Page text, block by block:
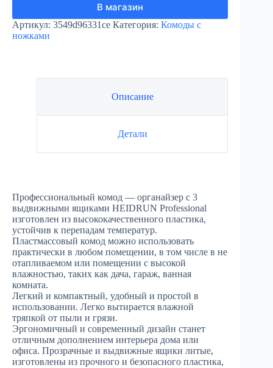
В магазин
Артикул: 3549d96331ce Категория: Комоды с
ножками
Описание
Детали
Профессиональный комод — органайзер с 3
выдвижными ящиками HEIDRUN Professional
изготовлен из высококачественного пластика,
устойчив к перепадам температур.
Пластмассовый комод можно использовать
практически в любом помещении, в том числе в не
отапливаемом или помещении с высокой
влажностью, таких как дача, гараж, ванная
комната.
Легкий и компактный, удобный и простой в
использовании. Легко вытирается влажной
тряпкой от пыли и грязи.
Эргономичный и современный дизайн станет
отличным дополнением интерьера дома или
офиса. Прозрачные и выдвижные ящики литые,
изготовлены из прочного и безопасного пластика,